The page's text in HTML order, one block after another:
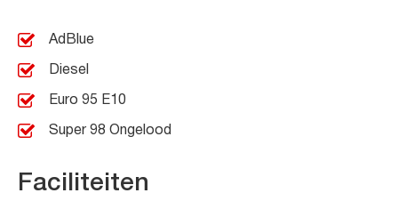
AdBlue
Diesel
Euro 95 E10
Super 98 Ongelood
Faciliteiten